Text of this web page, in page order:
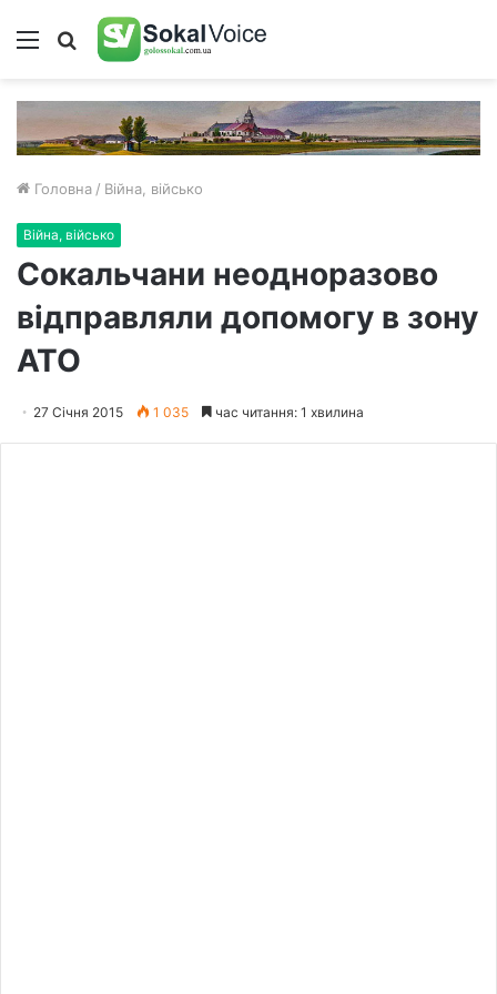
Меню Пошук
Головна / Війна, військо
Війна, військо
Сокальчани неодноразово
відправляли допомогу в зону
АТО
27 Січня 2015 1 035 час читання: 1 хвилина